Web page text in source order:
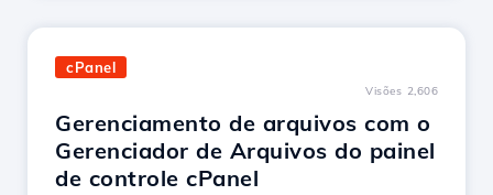
cPanel
Visões 2,606
Gerenciamento de arquivos com o
Gerenciador de Arquivos do painel
de controle cPanel